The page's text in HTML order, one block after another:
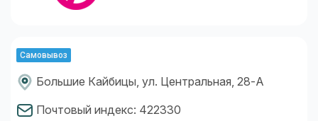
Самовывоз
Большие Кайбицы, ул. Центральная, 28-А
Почтовый индекс: 422330